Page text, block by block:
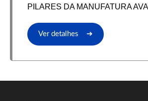
PILARES DA MANUFATURA
Ver detalhes ➔